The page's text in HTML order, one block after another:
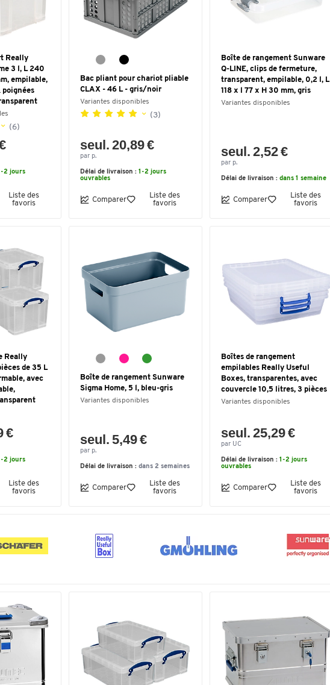
Really
3 l, L 240
empilable,
poignées
(6)
2 jours
Liste des
favoris
Bac pliant pour chariot pliable
CLAX - 46 L - gris/noir
Variantes disponibles
(3)
seul. 20,89 €
par p.
Délai de livraison : 1-2 jours
ouvrables
Comparer
Liste des
favoris
Boîte de rangement Sunware
Q-LINE, clips de fermeture,
transparent, empilable, 0,2 l, L
118 x l 77 x H 30 mm, gris
Variantes disponibles
seul. 2,52 €
par p.
Délai de livraison : dans 1 semaine
Comparer
Liste des
favoris
Really
de 35 L
avec
€
2 jours
Liste des
favoris
Boîte de rangement Sunware
Sigma Home, 5 l, bleu-gris
Variantes disponibles
seul. 5,49 €
par p.
Délai de livraison : dans 2 semaines
Comparer
Liste des
favoris
Boîtes de rangement
empilables Really Useful
Boxes, transparentes, avec
couvercle 10,5 litres, 3 pièces
Variantes disponibles
seul. 25,29 €
par UC
Délai de livraison : 1-2 jours
ouvrables
Comparer
Liste des
favoris